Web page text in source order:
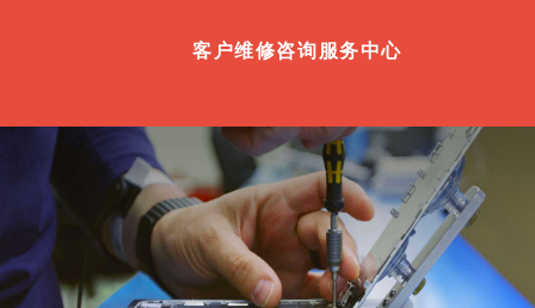
客户维修咨询服务中心